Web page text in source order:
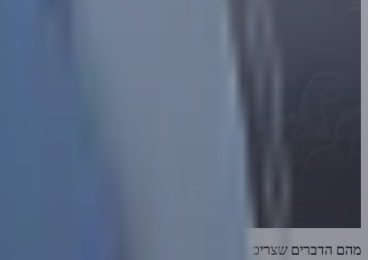
מהם הדברים שצריכים לבחון כשיוצאים לשידוך?